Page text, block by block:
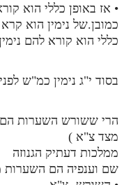
• אז באופן כללי הוא
כמובן.של נימין הוא
כללי הוא קורא להם
בסוד י"ג נימין כמ"ש
הרי ששורש השערות הם
מצד צ"א )
ממלכות דעתיק הגנוזה
שם וענפיה הם השערות